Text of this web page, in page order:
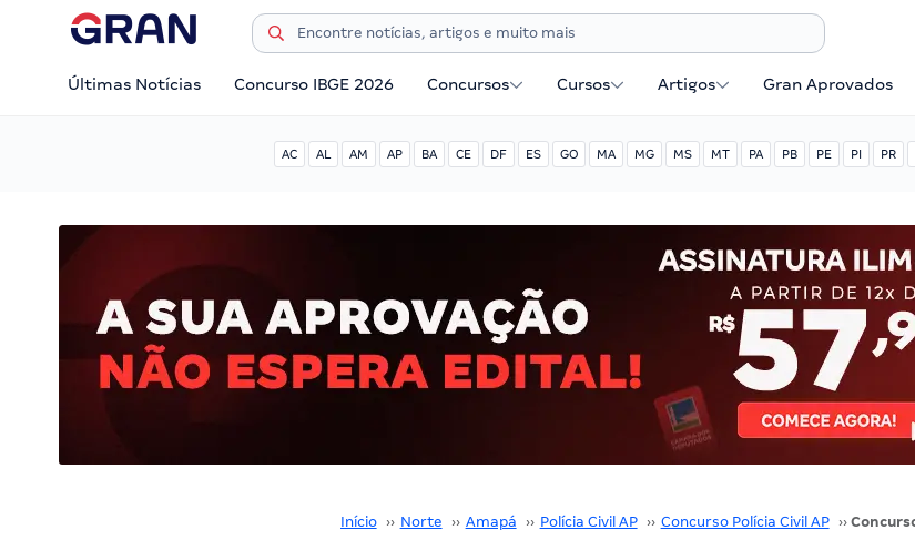
Últimas Notícias Concurso IBGE 2026 Concursos Cursos Artigos Gran Aprovados
AC AL AM AP BA CE DF ES GO MA MG MS MT PA PB PE PI PR
Início ›› Norte ›› Amapá ›› Polícia Civil AP ›› Concurso Polícia Civil AP ››